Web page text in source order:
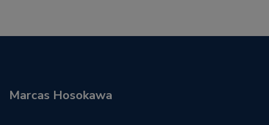
Marcas Hosokawa